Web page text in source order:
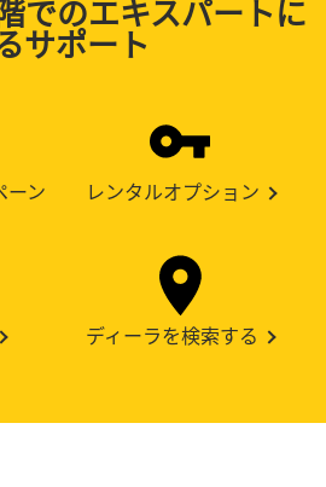
でのエキスパートに
サポート
ーン レンタルオプション
ディーラを検索する